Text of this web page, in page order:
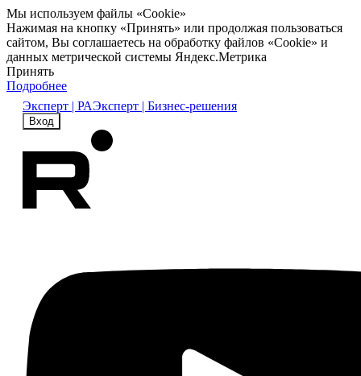
Мы используем файлы «Cookie»
Нажимая на кнопку «Принять» или продолжая пользоваться
сайтом, Вы соглашаетесь на обработку файлов «Cookie» и
данных метрической системы Яндекс.Метрика
Принять
Подробнее
Эксперт | РАЭксперт | Бизнес-решения
Вход